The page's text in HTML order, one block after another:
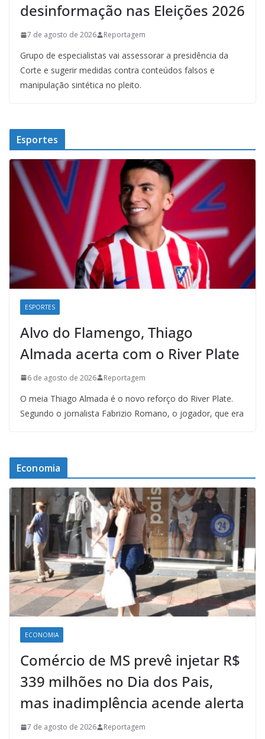
desinformação nas Eleições 2026
7 de agosto de 2026 Reportagem
Grupo de especialistas vai assessorar a presidência da
Corte e sugerir medidas contra conteúdos falsos e
manipulação sintética no pleito.
Esportes
ESPORTES
Alvo do Flamengo, Thiago
Almada acerta com o River Plate
6 de agosto de 2026 Reportagem
O meia Thiago Almada é o novo reforço do River Plate.
Segundo o jornalista Fabrizio Romano, o jogador, que era
Economia
ECONOMIA
Comércio de MS prevê injetar R$
339 milhões no Dia dos Pais,
mas inadimplência acende alerta
7 de agosto de 2026 Reportagem